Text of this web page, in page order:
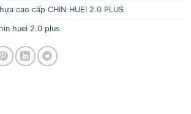
cao cấp CHIN HUEI 2.0 PLUS
huei 2.0 plus